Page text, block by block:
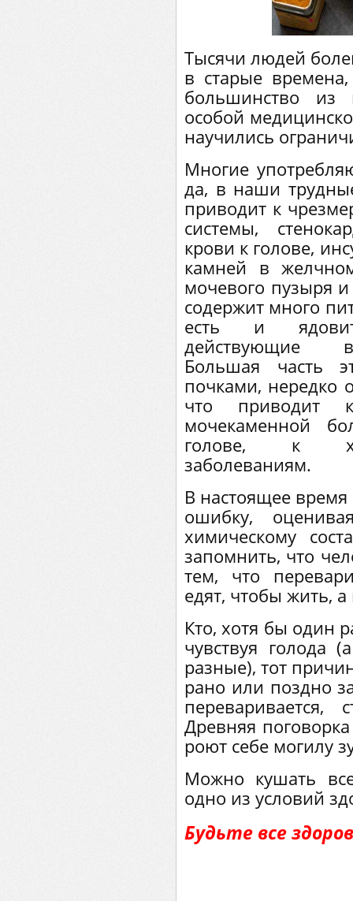
Тысячи людей
в старые
большинство
особой
научились
Многие
да, в наши
приводит к
системы,
крови к голове,
камней в
мочевого пузыря
содержит много
есть и
действующие
Большая часть
почками, нередко
что приводит
мочекаменной
голове, к
заболеваниям.
В настоящее
ошибку,
химическому
запомнить, что
тем, что
едят, чтобы жить,
Кто, хотя бы один
чувствуя
разные), тот
рано или поздно
Древняя
роют себе могилу
Можно кушать
одно из условий
Будьте все